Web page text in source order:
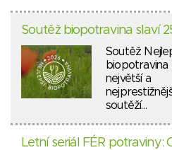
Soutěž biopotravina slaví
Soutěž
biopotravina
největší a
soutěží…
Letní seriál FÉR potraviny: